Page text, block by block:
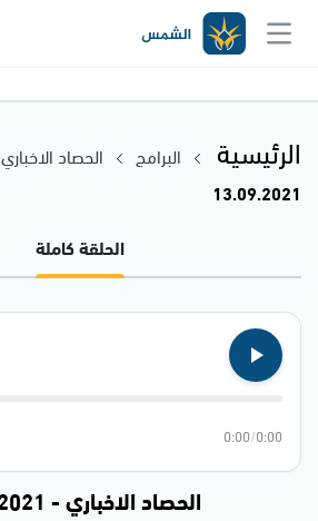
الرئيسية البرامج الحصاد الاخباري
13.09.2021
الحلقة كاملة
0:00
/
0:00
الحصاد الاخباري - 13.09.2021